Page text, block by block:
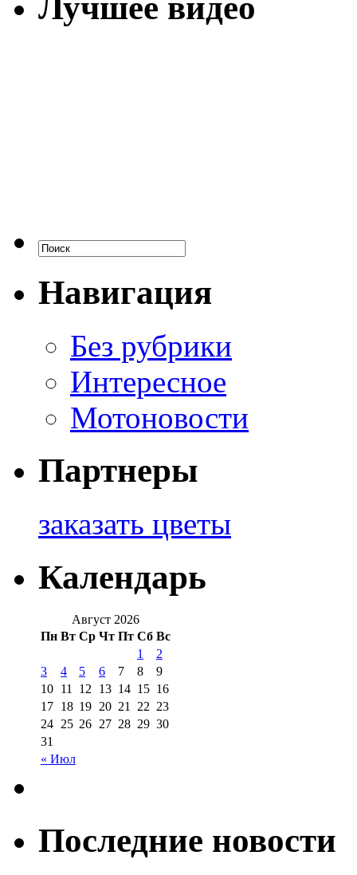
Навигация
Без рубрики
Интересное
Мотоновости
Партнеры
заказать цветы
Календарь
Август 2026
Пн Вт Ср Чт Пт Сб Вс
« Июл
1
2
3
4 5 6 7 8
9
10 11 12 13 14 15 16
17 18 19 20 21 22 23
24 25 26 27 28 29 30
31
Последние новости